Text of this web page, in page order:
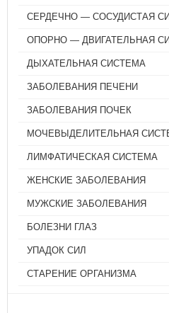
СЕРДЕЧНО — СОСУДИСТАЯ
ОПОРНО — ДВИГАТЕЛЬНАЯ
ДЫХАТЕЛЬНАЯ СИСТЕМА
ЗАБОЛЕВАНИЯ ПЕЧЕНИ
ЗАБОЛЕВАНИЯ ПОЧЕК
МОЧЕВЫДЕЛИТЕЛЬНАЯ
ЛИМФАТИЧЕСКАЯ СИСТЕМА
ЖЕНСКИЕ ЗАБОЛЕВАНИЯ
МУЖСКИЕ ЗАБОЛЕВАНИЯ
БОЛЕЗНИ ГЛАЗ
УПАДОК СИЛ
СТАРЕНИЕ ОРГАНИЗМА